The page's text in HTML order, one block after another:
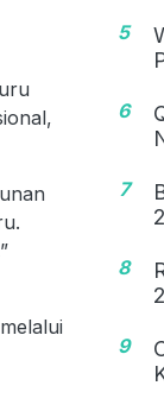
5
6
7
8
9